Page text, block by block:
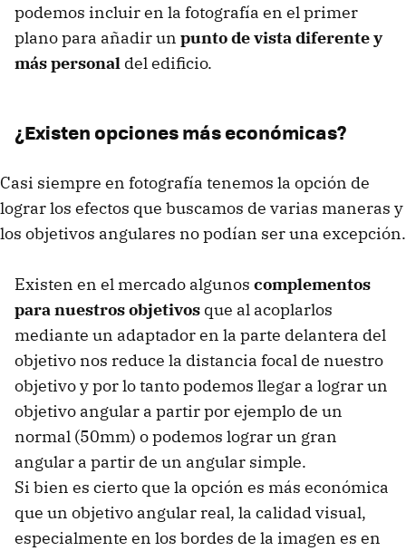
podemos incluir en la fotografía en el primer
plano para añadir un punto de vista diferente y
más personal del edificio.
¿Existen opciones más económicas?
Casi siempre en fotografía tenemos la opción de
lograr los efectos que buscamos de varias maneras y
los objetivos angulares no podían ser una excepción.
Existen en el mercado algunos complementos
para nuestros objetivos que al acoplarlos
mediante un adaptador en la parte delantera del
objetivo nos reduce la distancia focal de nuestro
objetivo y por lo tanto podemos llegar a lograr un
objetivo angular a partir por ejemplo de un
normal (50mm) o podemos lograr un gran
angular a partir de un angular simple.
Si bien es cierto que la opción es más económica
que un objetivo angular real, la calidad visual,
especialmente en los bordes de la imagen es en